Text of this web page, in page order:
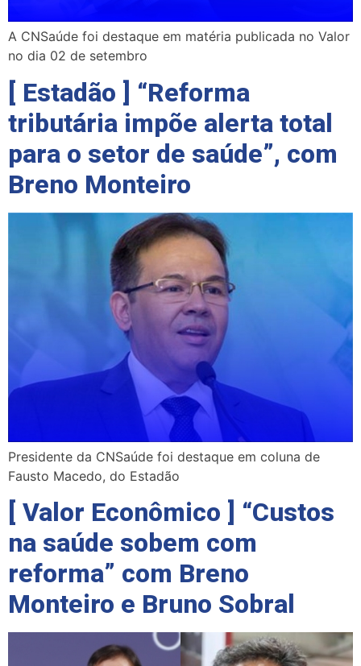
A CNSaúde foi destaque em matéria publicada no Valor
no dia 02 de setembro
[ Estadão ] “Reforma
tributária impõe alerta total
para o setor de saúde”, com
Breno Monteiro
Presidente da CNSaúde foi destaque em coluna de
Fausto Macedo, do Estadão
[ Valor Econômico ] “Custos
na saúde sobem com
reforma” com Breno
Monteiro e Bruno Sobral